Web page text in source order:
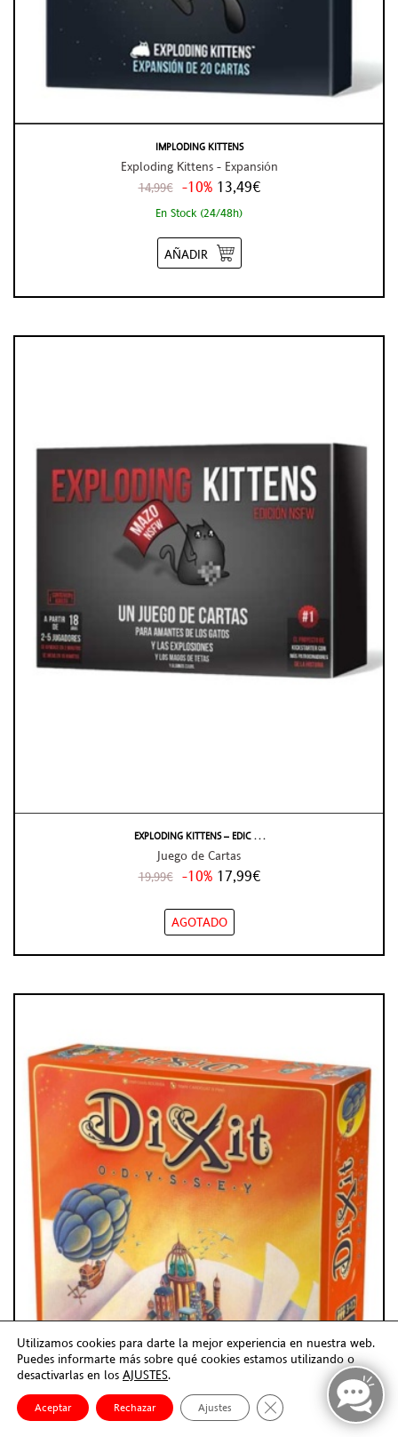
IMPLODING KITTENS
Exploding Kittens - Expansión
14,99€ -10% 13,49€
En Stock (24/48h)
AÑADIR
EXPLODING KITTENS – EDIC . . .
Juego de Cartas
19,99€ -10% 17,99€
AGOTADO
Utilizamos cookies para darte la mejor experiencia en nuestra web.
Puedes informarte más sobre qué cookies estamos utilizando o
desactivarlas en los AJUSTES.
Aceptar Rechazar Ajustes Cerrar el banner de